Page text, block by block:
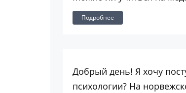
Подробнее
Добрый день! Я хочу
психологии? На